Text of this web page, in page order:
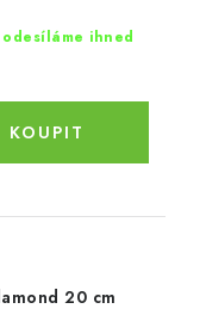
ihned
20 cm